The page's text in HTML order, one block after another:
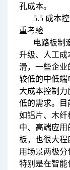
孔成本。
5.5 成本
重考验
电路板制
升级、人工成
滑，一些企业
较低的中低端
大成本控制
低的需求。目
如铝片、木纤
中、高端应
板，也很大程
用场景两极分
特别是在智能